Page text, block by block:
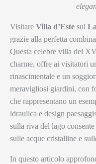
Visitare Villa d’Este sul
grazie alla perfetta
Questa celebre villa del
charme, offre ai visitatori
rinascimentale e un
meravigliosi giardini, con
che rappresentano un
idraulica e design
sulla riva del lago
sulle acque cristalline e
In questo articolo